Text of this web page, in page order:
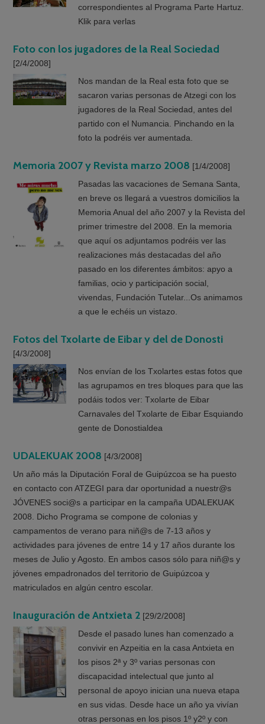
correspondientes al Programa Parte Hartuz.
Klik para verlas
Foto con los jugadores de la Real Sociedad
[2/4/2008]
Nos mandan de la Real esta foto que se
sacaron varias personas de Atzegi con los
jugadores de la Real Sociedad, antes del
partido con el Numancia. Pinchando en la
foto la podréis ver aumentada.
Memoria 2007 y Revista marzo 2008 [1/4/2008]
Pasadas las vacaciones de Semana Santa,
en breve os llegará a vuestros domicilios la
Memoria Anual del año 2007 y la Revista del
primer trimestre del 2008. En la memoria
que aquí os adjuntamos podréis ver las
realizaciones más destacadas del año
pasado en los diferentes ámbitos: apyo a
familias, ocio y participación social,
vivendas, Fundación Tutelar...Os animamos
a que le echéis un vistazo.
Fotos del Txolarte de Eibar y del de Donosti
[4/3/2008]
Nos envían de los Txolartes estas fotos que
las agrupamos en tres bloques para que las
podáis todos ver: Txolarte de Eibar
Carnavales del Txolarte de Eibar Esquiando
gente de Donostialdea
UDALEKUAK 2008 [4/3/2008]
Un año más la Diputación Foral de Guipúzcoa se ha puesto
en contacto con ATZEGI para dar oportunidad a nuestr@s
JÓVENES soci@s a participar en la campaña UDALEKUAK
2008. Dicho Programa se compone de colonias y
campamentos de verano para niñ@s de 7-13 años y
actividades para jóvenes de entre 14 y 17 años durante los
meses de Julio y Agosto. En ambos casos sólo para niñ@s y
jóvenes empadronados del territorio de Guipúzcoa y
matriculados en algún centro escolar.
Inauguración de Antxieta 2 [29/2/2008]
Desde el pasado lunes han comenzado a
convivir en Azpeitia en la casa Antxieta en
los pisos 2ª y 3º varias personas con
discapacidad intelectual que junto al
personal de apoyo inician una nueva etapa
en sus vidas. Desde hace un año ya vivían
otras personas en los pisos 1º y2º y con